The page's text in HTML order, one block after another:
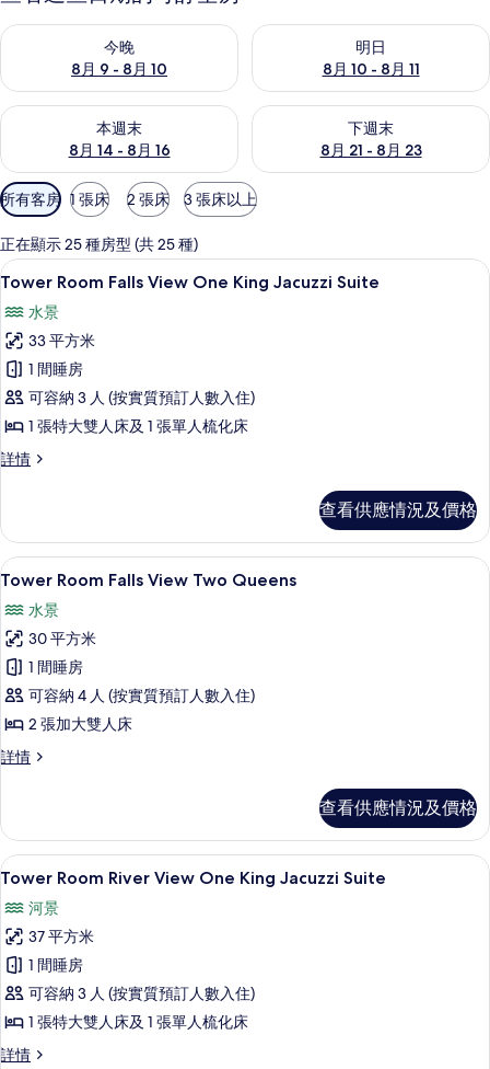
今晚
8月 9 - 8月 10
查看今晚 8月 9 - 8月 10的可訂空房
明日
8月 10 - 8月 11
查看明日 8月 10 - 8月 11的可
本週末
8月 14 - 8月 16
查看本週末 8月 14 - 8月 16的可訂空房
下週末
8月 21 - 8月 23
查看下週末 8月 21 - 8月 23的
可
用
嘅
客
房
篩
選
條
件
所有客房 1 張床 2 張床 3 張床以上
正在顯示 25 種房型 (共 25 種)
載
所
有
Tower
Room Falls
View One
King
的
相
片
書桌、遮光窗簾/窗簾、熨斗/熨衫板、
6
Tower Room Falls View One King Jacuzzi Suite
水景
33 平方米
1 間睡房
可容納 3 人 (按實質預訂人數入住)
1 張特大雙人床及 1 張單人梳化床
詳情
Tower
Jacuzzi
Suite
詳
查看供應情況及價格
載
所
有
Tower
Room Falls
View Two
Queens
片
書桌、遮光窗簾/窗簾、熨斗/熨衫板、
5
Tower Room Falls View Two Queens
水景
30 平方米
1 間睡房
可容納 4 人 (按實質預訂人數入住)
2 張加大雙人床
詳情
Tower
詳
情
查看供應情況及價格
載
所
有
Tower
Room River
View One
King
書桌、遮光窗簾/窗簾、熨斗/熨衫板、
6
Tower Room River View One King Jacuzzi Suite
河景
37 平方米
1 間睡房
可容納 3 人 (按實質預訂人數入住)
1 張特大雙人床及 1 張單人梳化床
詳情
Tower